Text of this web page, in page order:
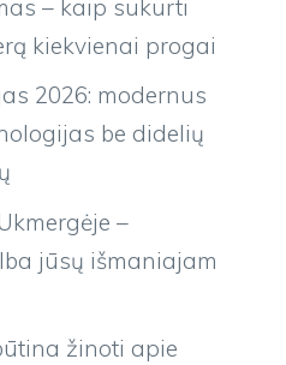
– kaip sukurti
kiekvienai progai
2026: modernus
be didelių
–
jūsų išmaniajam
žinoti apie